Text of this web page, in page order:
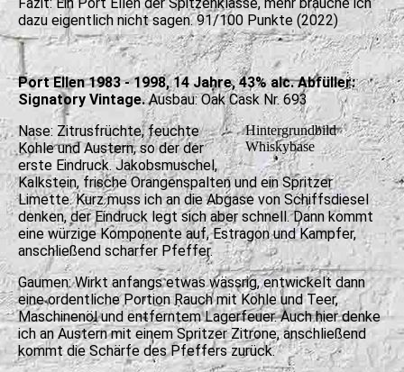
dazu eigentlich nicht sagen. 91/100 Punkte (2022)
Port Ellen 1983 - 1998, 14 Jahre, 43% alc. Abfüller:
Signatory Vintage.Ausbau: Oak Cask Nr. 693
Hintergrundbild
Whiskybase
Nase: Zitrusfrüchte, feuchte
Kohle und Austern, so der der
erste Eindruck. Jakobsmuschel,
Kalkstein, frische Orangenspalten und ein Spritzer
Limette. Kurz muss ich an die Abgase von Schiffsdiesel
denken, der Eindruck legt sich aber schnell. Dann kommt
eine würzige Komponente auf, Estragon und Kampfer,
anschließend scharfer Pfeffer.
Gaumen: Wirkt anfangs etwas wässrig, entwickelt dann
eine ordentliche Portion Rauch mit Kohle und Teer,
Maschinenöl und entferntem Lagerfeuer. Auch hier denke
ich an Austern mit einem Spritzer Zitrone, anschließend
kommt die Schärfe des Pfeffers zurück.